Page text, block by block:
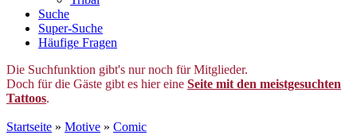
Suche
Super-Suche
Häufige Fragen
Die Suchfunktion gibt's nur noch für Mitglieder.
Doch für die Gäste gibt es hier eine Seite mit den meistgesuchten
Tattoos.
Startseite » Motive » Comic